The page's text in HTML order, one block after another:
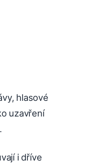
hlasové
uzavření
i dříve